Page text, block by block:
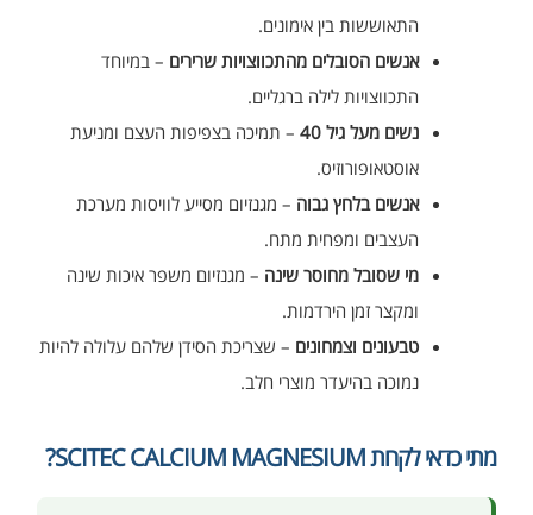
התאוששות בין אימונים.
אנשים הסובלים מהתכווצויות שרירים – במיוחד
התכווצויות לילה ברגליים.
נשים מעל גיל 40
– תמיכה בצפיפות העצם ומניעת
אוסטאופורוזיס.
אנשים בלחץ גבוה – מגנזיום מסייע לוויסות מערכת
העצבים ומפחית מתח.
מי שסובל מחוסר שינה – מגנזיום משפר איכות שינה
ומקצר זמן הירדמות.
טבעונים וצמחונים – שצריכת הסידן שלהם עלולה להיות
נמוכה בהיעדר מוצרי חלב.
מתי כדאי לקחת SCITEC CALCIUM MAGNESIUM?